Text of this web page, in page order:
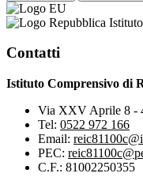
Contatti
Istituto Comprensivo di
Via XXV Aprile 8 -
Tel: 0522 972 166
Email:
PEC:
C.F.: 81002250355